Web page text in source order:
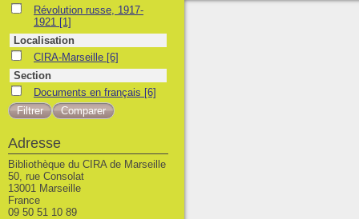
Révolution russe, 1917-1921
Révolution russe, 1917-
1921 [1]
Localisation
CIRA-Marseille
CIRA-Marseille [6]
Section
Documents en français
Documents en français [6]
Adresse
Bibliothèque du CIRA de Marseille
50, rue Consolat
13001 Marseille
France
09 50 51 10 89